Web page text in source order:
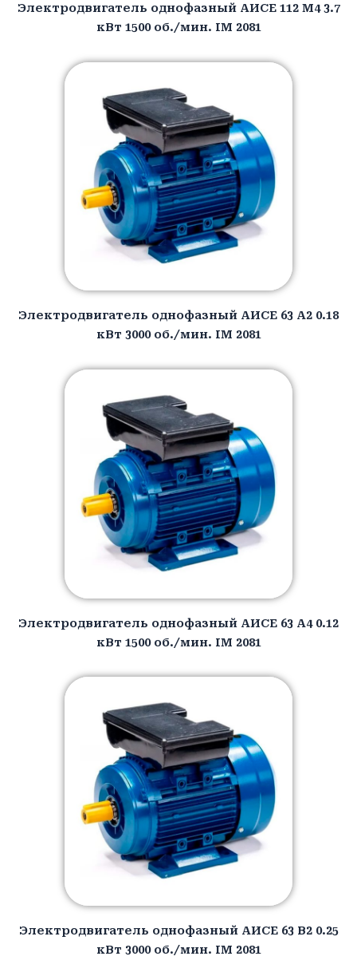
Электродвигатель однофазный АИCЕ 112 M4 3.7
кВт 1500 об./мин. IM 2081
Электродвигатель однофазный АИCЕ 63 A2 0.18
кВт 3000 об./мин. IM 2081
Электродвигатель однофазный АИCЕ 63 A4 0.12
кВт 1500 об./мин. IM 2081
Электродвигатель однофазный АИCЕ 63 B2 0.25
кВт 3000 об./мин. IM 2081